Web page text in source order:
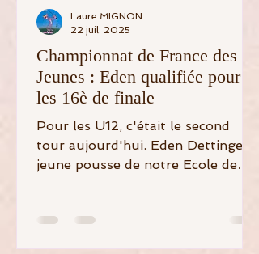
Championnat de France des
Jeunes : Eden qualifiée pour
les 16è de finale
Pour les U12, c'était le second
tour aujourd'hui. Eden Dettinger,
jeune pousse de notre Ecole de
Valescure pour...
Laure MIGNON
22 juil. 2025